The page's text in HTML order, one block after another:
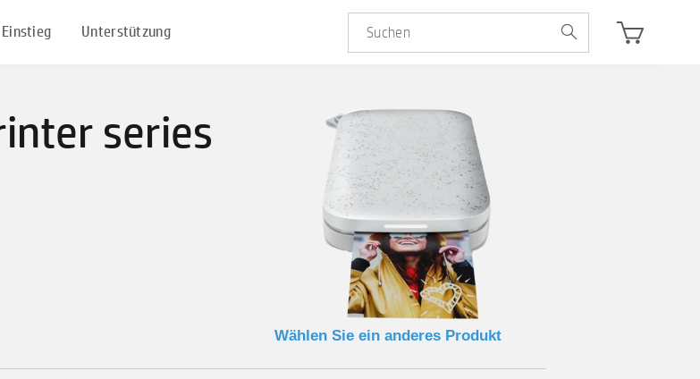
Einstieg Unterstützung
series